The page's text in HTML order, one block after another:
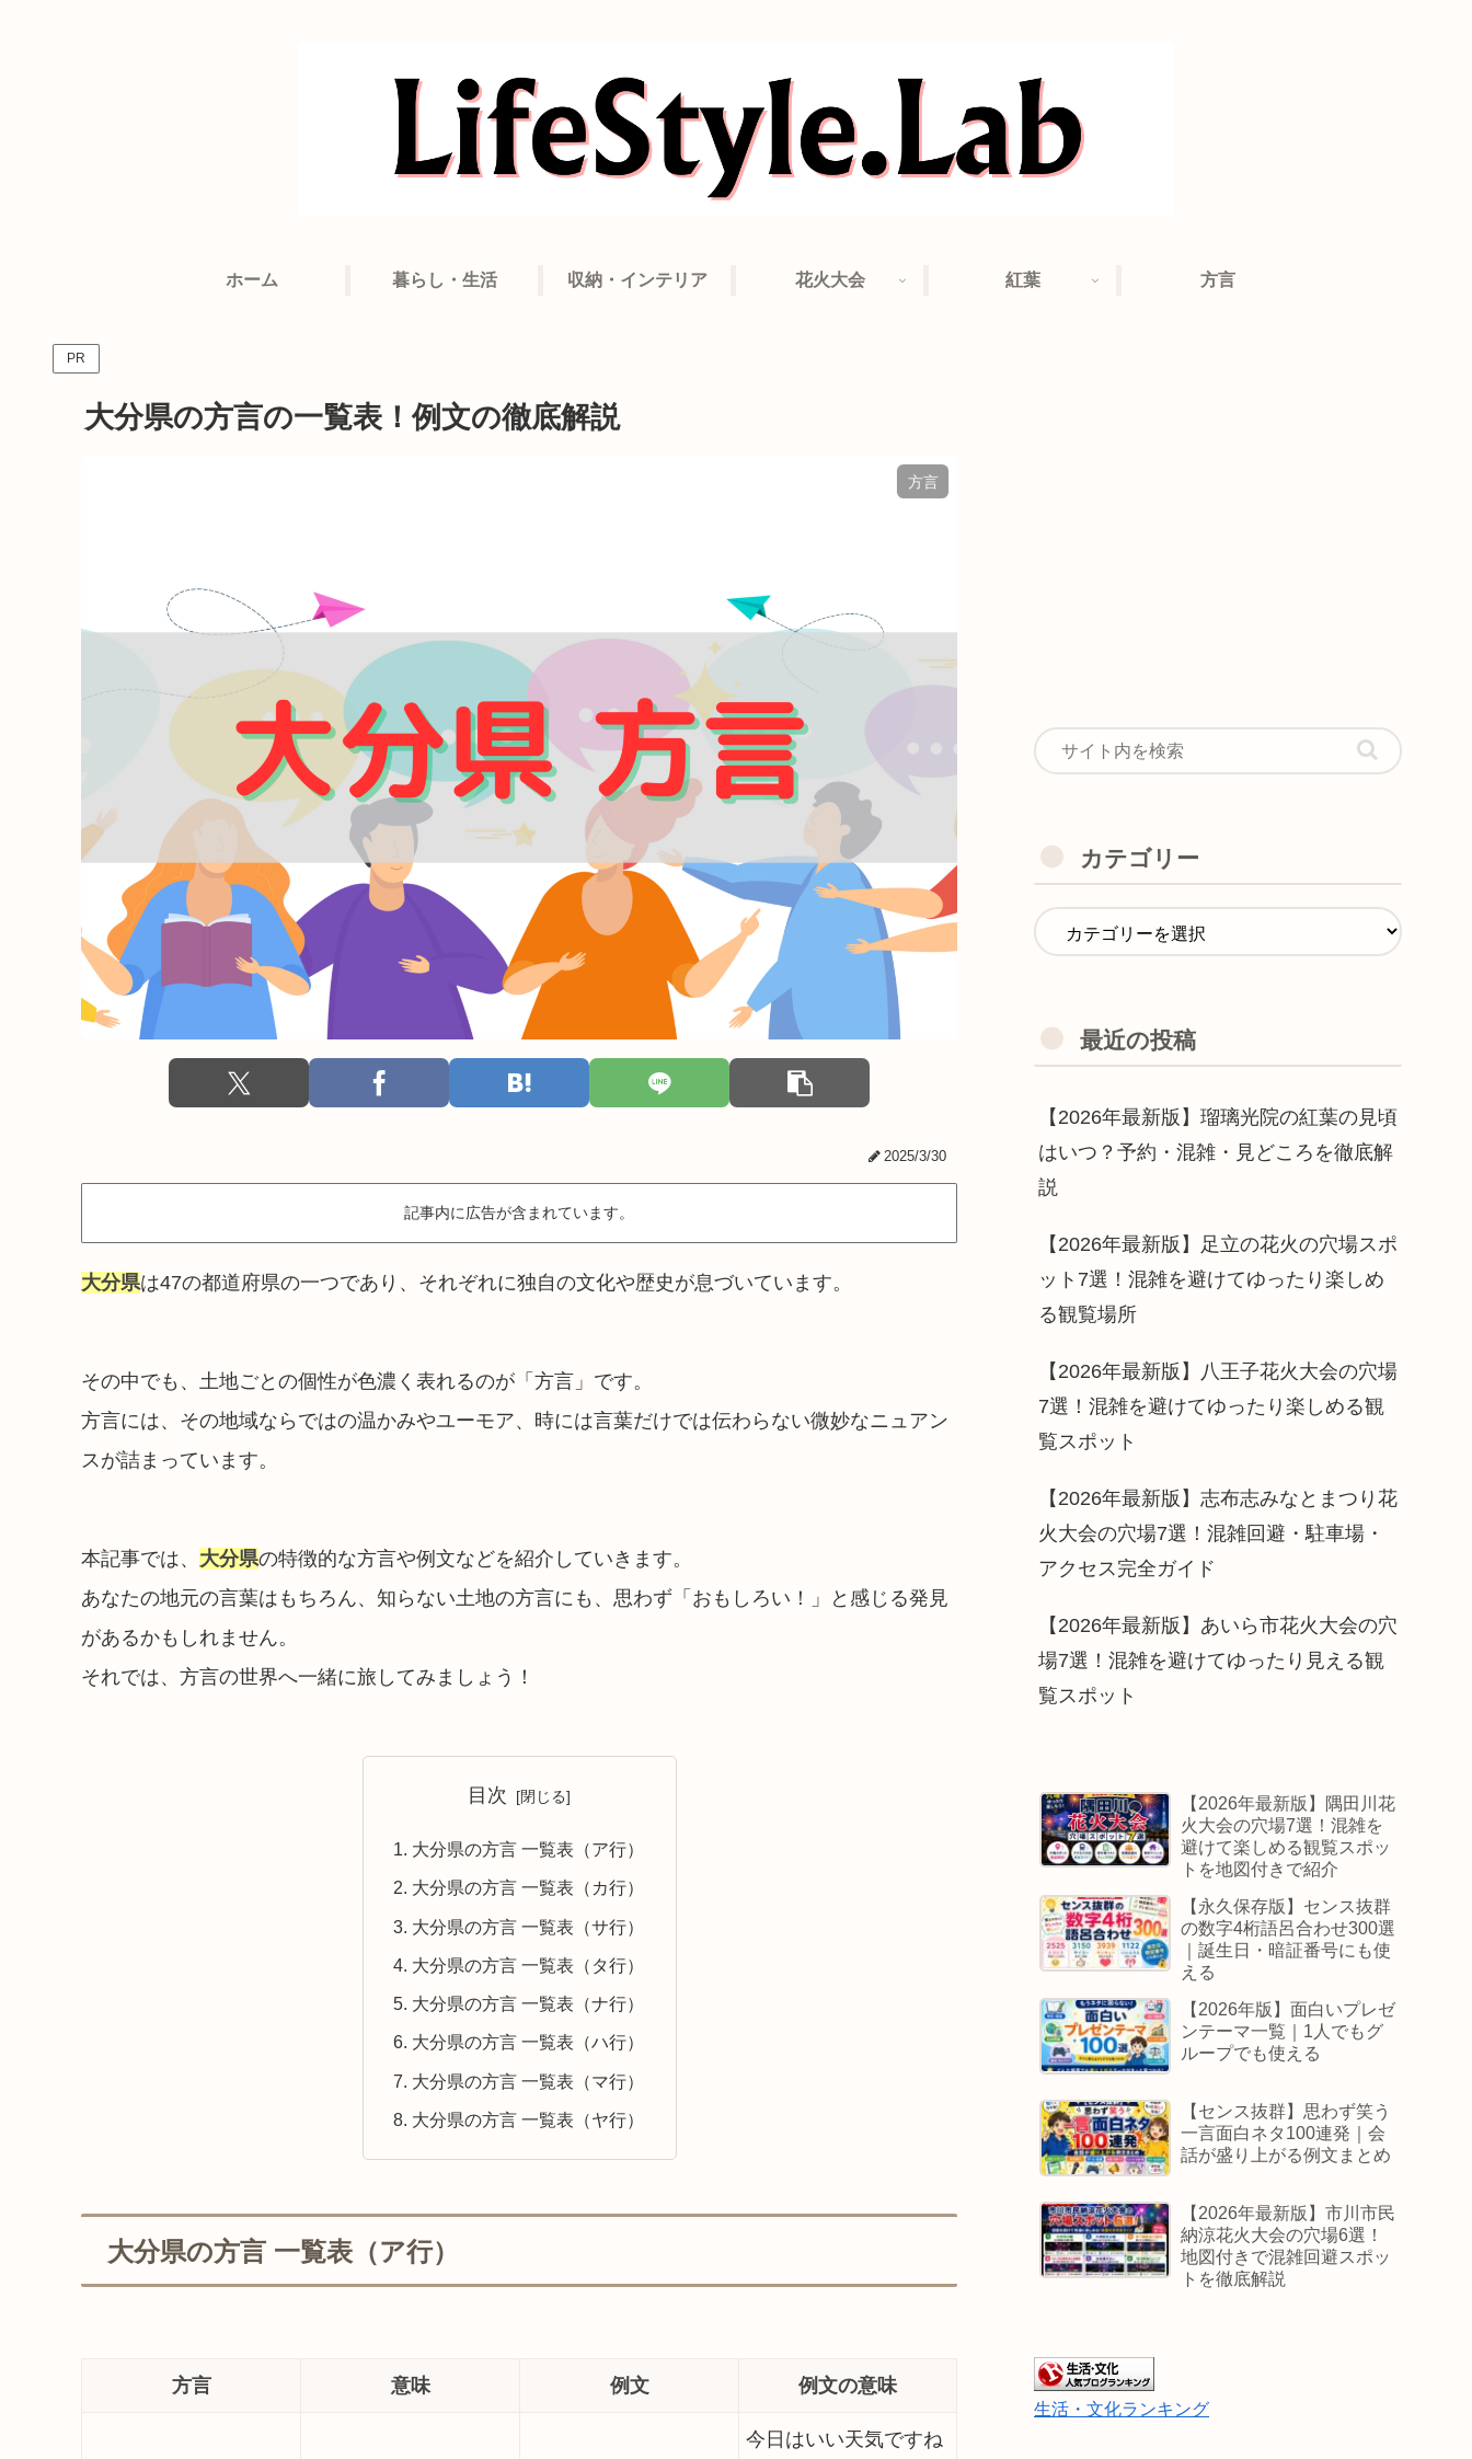
ホーム 暮らし・生活 収納・インテリア 花火大会 紅葉 方言
PR
大分県の方言の一覧表！例文の徹底解説
方言
2025/3/30
記事内に広告が含まれています。
大分県は47の都道府県の一つであり、それぞれに独自の文化や歴史が息づいています。
その中でも、土地ごとの個性が色濃く表れるのが「方言」です。
方言には、その地域ならではの温かみやユーモア、時には言葉だけでは伝わらない微妙なニュアン
スが詰まっています。
本記事では、 大分県の特徴的な方言や例文などを紹介していきます。
あなたの地元の言葉はもちろん、知らない土地の方言にも、思わず「おもしろい！」と感じる発見
があるかもしれません。
それでは、方言の世界へ一緒に旅してみましょう！
目次
大分県の方言 一覧表（ア行）
大分県の方言 一覧表（カ行）
大分県の方言 一覧表（サ行）
大分県の方言 一覧表（タ行）
大分県の方言 一覧表（ナ行）
大分県の方言 一覧表（ハ行）
大分県の方言 一覧表（マ行）
大分県の方言 一覧表（ヤ行）
大分県の方言 一覧表（ア行）
方言 意味 例文 例文の意味
今日はいい天気ですね
カテゴリー
最近の投稿
【2026年最新版】瑠璃光院の紅葉の見頃
はいつ？予約・混雑・見どころを徹底解
説
【2026年最新版】足立の花火の穴場スポ
ット7選！混雑を避けてゆったり楽しめ
る観覧場所
【2026年最新版】八王子花火大会の穴場
7選！混雑を避けてゆったり楽しめる観
覧スポット
【2026年最新版】志布志みなとまつり花
火大会の穴場7選！混雑回避・駐車場・
アクセス完全ガイド
【2026年最新版】あいら市花火大会の穴
場7選！混雑を避けてゆったり見える観
覧スポット
【2026年最新版】隅田川花
火大会の穴場7選！混雑を
避けて楽しめる観覧スポッ
トを地図付きで紹介
【永久保存版】センス抜群
の数字4桁語呂合わせ300選
｜誕生日・暗証番号にも使
える
【2026年版】面白いプレゼ
ンテーマ一覧｜1人でもグ
ループでも使える
【センス抜群】思わず笑う
一言面白ネタ100連発｜会
話が盛り上がる例文まとめ
【2026年最新版】市川市民
納涼花火大会の穴場6選！
地図付きで混雑回避スポッ
トを徹底解説
生活・文化ランキング